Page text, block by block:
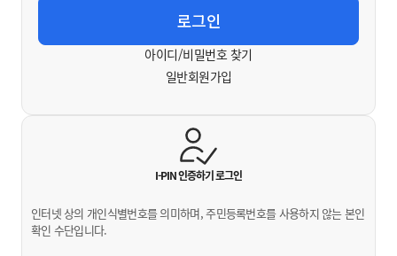
아이디/비밀번호 찾기
일반회원가입
I-PIN 인증하기로그인
인터넷 상의 개인식별번호를 의미하며, 주민등록번호를 사용하지 않는 본인
확인 수단입니다.